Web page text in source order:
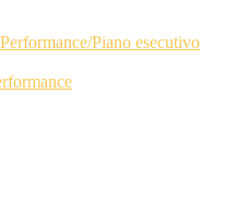
Piano esecutivo